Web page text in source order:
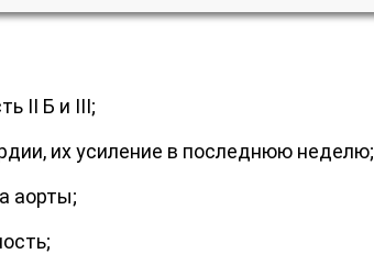
Б и ІІІ;
их усиление в последнюю неделю;
аорты;